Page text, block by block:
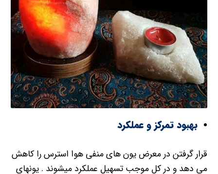
بهبود تمرکز و عملکرد
قرار گرفتن در معرض یون های منفی هوا استرس را کاهش
می دهد و در کل موجب تسهیل عملکرد میشوند . یونهای